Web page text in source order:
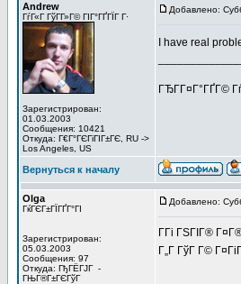
Andrew
ГѓГ«Г ГўГ­Г»Г© ГІГ°ГҐГЇГ Г·
Зарегистрирован:
01.03.2003
Сообщения: 10421
Откуда: Г€Г°ГЄГіГІГ±ГЄ, RU ->
Los Angeles, US
Добавлено:
I have real
ГЂГ­Г¤Г°ГҐГ©
Вернуться к началу
Olga
ГќГЄГ±ГЇГҐГ°ГІ
Зарегистрирован:
05.03.2003
Сообщения: 97
Откуда: ГђГЁГЈГ -
ГЊГ®Г±ГЄГўГ
Добавлено:
Г­Гі ГЅГІГ®
Г„Г ГўГ Г©